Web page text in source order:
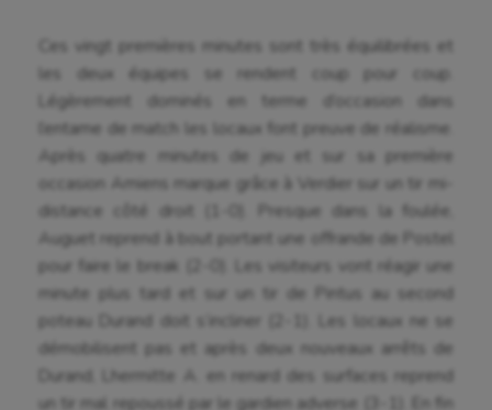
Ces vingt premières minutes sont très équilibrées et
les deux équipes se rendent coup pour coup.
Légèrement dominés en terme d’occasion dans
l’entame de match les locaux font preuve de réalisme.
Après quatre minutes de jeu et sur sa première
occasion Amiens marque grâce à Verdier sur un tir mi-
distance côté droit (1-0). Presque dans la foulée,
Auguet reprend à bout portant une offrande de Postel
pour faire le break (2-0). Les visiteurs vont réagir une
minute plus tard et sur un tir de Pintus au second
poteau Durand doit s’incliner (2-1). Les locaux ne se
démobilisent pas et après deux nouveaux arrêts de
Durand, Lhermitte A. en renard des surfaces reprend
un tir mal repoussé par le gardien adverse (3-1). En fin